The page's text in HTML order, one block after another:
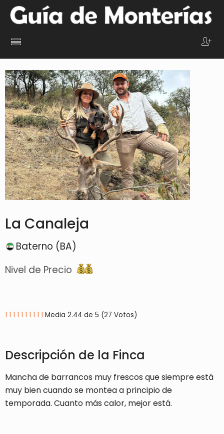
La Canaleja
Baterno (BA)
Nivel de Precio
1 1 1 1 1 1 1 1 1 1 Media 2.44 de 5 (27 Votos)
Descripción de la Finca
Mancha de barrancos muy frescos que siempre está
muy bien cuando se montea a principio de
temporada. Cuanto más calor, mejor está.